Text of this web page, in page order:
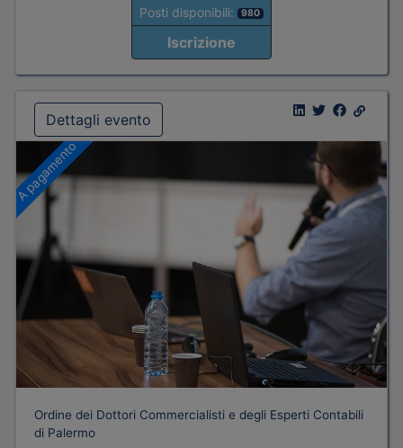
Posti disponibili: 980
Iscrizione
Dettagli evento
A pagamento
Ordine dei Dottori Commercialisti e degli Esperti Contabili
di Palermo